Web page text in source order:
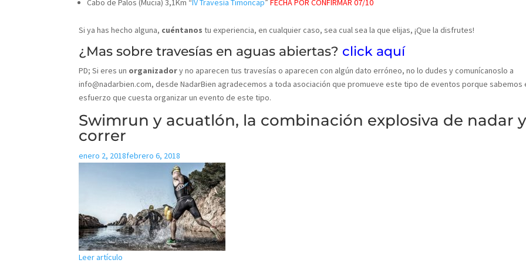
Cabo de Palos (Mucia) 3,1Km “ IV Travesía Timoncap” FECHA POR CONFIRMAR 07/10
Si ya has hecho alguna, cuéntanos tu experiencia, en cualquier caso, sea cual sea la que elijas, ¡Que la disfrutes!
¿Mas sobre travesías en aguas abiertas? click aquí
PD; Si eres un organizadory no aparecen tus travesías o aparecen con algún dato erróneo, no lo dudes y comunícanoslo a
info@nadarbien.com, desde NadarBien agradecemos a toda asociación que promueve este tipo de eventos porque sabemos
esfuerzo que cuesta organizar un evento de este tipo.
Swimrun y acuatlón, la combinación explosiva de nadar
correr
enero 2, 2018febrero 6, 2018
Leer artículo